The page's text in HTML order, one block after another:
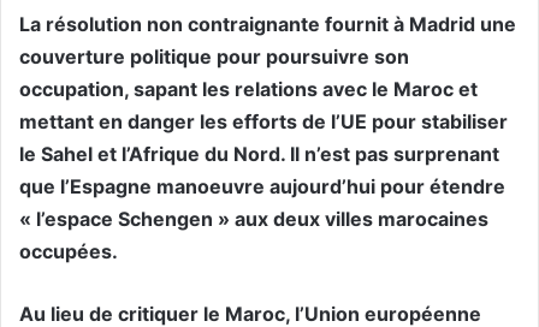
La résolution non contraignante fournit à Madrid une
couverture politique pour poursuivre son
occupation, sapant les relations avec le Maroc et
mettant en danger les efforts de l’UE pour stabiliser
le Sahel et l’Afrique du Nord. Il n’est pas surprenant
que l’Espagne manoeuvre aujourd’hui pour étendre
« l’espace Schengen » aux deux villes marocaines
occupées.
Au lieu de critiquer le Maroc, l’Union européenne